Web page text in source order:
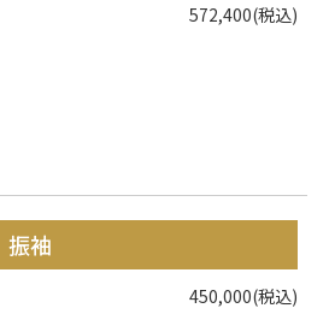
572,400(税込)
振袖
450,000(税込)